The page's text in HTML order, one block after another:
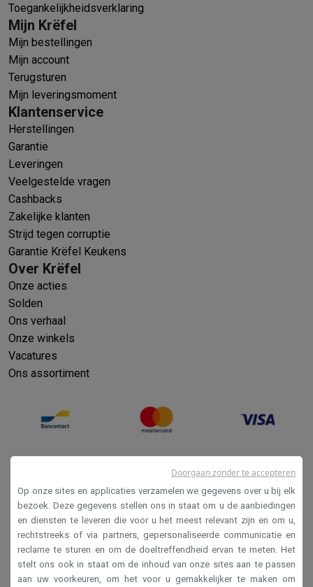
Toegankelijkheidsverklaring
Mijn Krëfel
Mijn bestellingen
Mijn account
Terugsturen
Mijn leveringsmoment
Klantenservice
Herstellingen
Garantie
Leveringen
Veelgestelde vragen
Cashbacks
Zakelijke klanten
Strijd tegen corruptie
Garantie Krëfel Keukens
Over Krëfel
Onze acties
Solden
Ons verhaal
Onze winkels
Vacatures
Ons assortiment
Verkoopsvoorwaarden
Privacy
Disclaimer
Op onze sites en applicaties verzamelen we gegevens over u bij elk
bezoek. Deze gegevens stellen ons in staat om u de aanbiedingen
en diensten te leveren die voor u het meest relevant zijn en om u,
rechtstreeks of via partners, gepersonaliseerde communicatie en
reclame te sturen en om de doeltreffendheid ervan te meten. Het
stelt ons ook in staat om de inhoud van onze sites aan te passen
aan uw voorkeuren, om het voor u gemakkelijker te maken om
Doorgaan zonder te accepteren